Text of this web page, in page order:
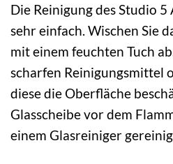
Die Reinigung des Studio
sehr einfach. Wischen Sie
mit einem feuchten Tuch
scharfen Reinigungsmittel
diese die Oberfläche
Glasscheibe vor dem
einem Glasreiniger